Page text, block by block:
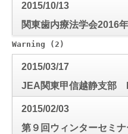
2015/10/13
関東歯内療法学会2016
口演・テーブルクリニッ
Warning (2)
2015/03/17
JEA関東甲信越静支部
2015/02/03
第９回ウィンターセミ